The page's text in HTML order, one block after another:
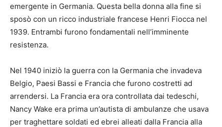
emergente in Germania. Questa bella donna alla fine si
sposò con un ricco industriale francese Henri Fiocca nel
1939. Entrambi furono fondamentali nell’imminente
resistenza.
Nel 1940 iniziò la guerra con la Germania che invadeva
Belgio, Paesi Bassi e Francia che furono costretti ad
arrendersi. La Francia era ora controllata dai tedeschi,
Nancy Wake era prima un’autista di ambulanze che usava
per traghettare soldati ed ebrei alleati dalla Francia alla